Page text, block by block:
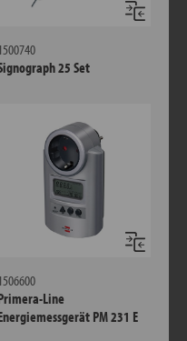
25 Set
Line
PM 231 E